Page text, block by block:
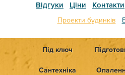
Відгуки
Ціни Контакти
Проекти будинків
Під ключ
Сантехніка